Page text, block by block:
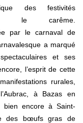
des festivités
le carême.
par le carnaval de
a marqué
et ses
l’esprit de cette
rurales,
à Bazas en
encore à Saint-
des bœufs gras de